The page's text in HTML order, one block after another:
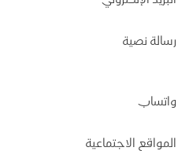
رسالة نصية
واتساب
المواقع الاجتماعية